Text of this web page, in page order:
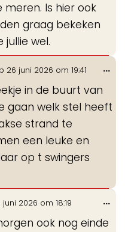
Is hier ook
graag bekeken
jullie wel.
26 juni 2026 om 19:41
in de buurt van
gaan welk stel heeft
strand te
een leuke en
op t swingers
...
juni 2026 om 18:19
ook nog einde
...